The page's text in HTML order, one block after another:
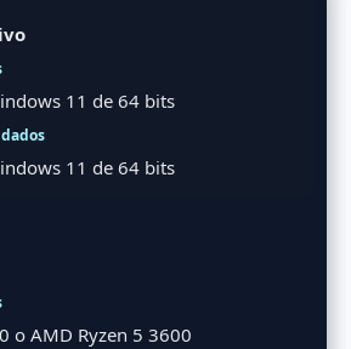
11 de 64 bits
11 de 64 bits
o AMD Ryzen 5 3600